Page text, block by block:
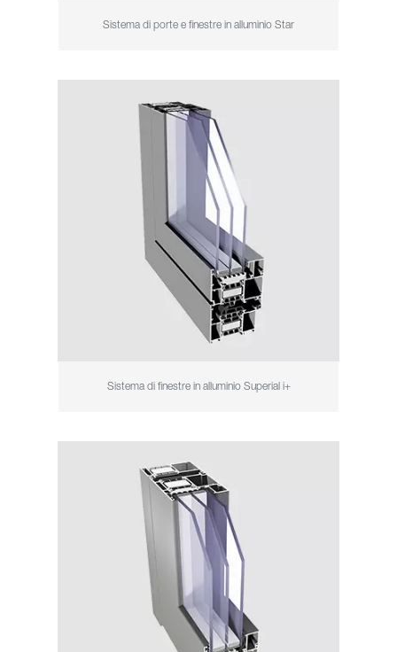
Sistema di porte e finestre in alluminio Star
Sistema di finestre in alluminio Superial i+